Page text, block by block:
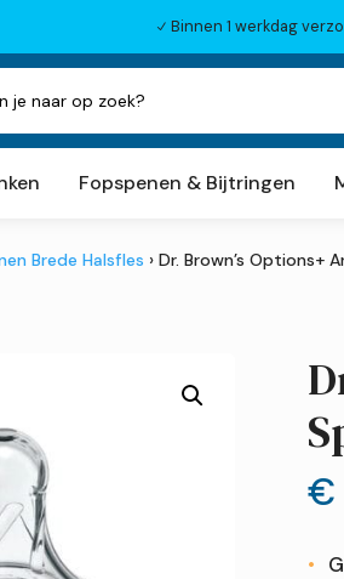
N Binnen 1 werkdag
Fopspenen & Bijtringen
Brede Halsfles › Dr. Brown’s Options+
€